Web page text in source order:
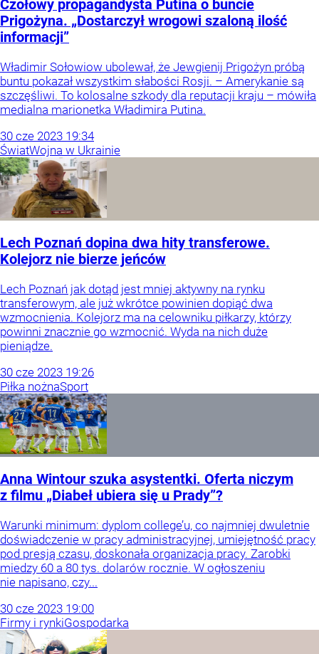
Czołowy propagandysta Putina o buncie
Prigożyna. „Dostarczył wrogowi szaloną ilość
informacji”
Władimir Sołowiow ubolewał, że Jewgienij Prigożyn próbą
buntu pokazał wszystkim słabości Rosji. – Amerykanie są
szczęśliwi. To kolosalne szkody dla reputacji kraju – mówiła
medialna marionetka Władimira Putina.
30 cze 2023 19:34
ŚwiatWojna w Ukrainie
Lech Poznań dopina dwa hity transferowe.
Kolejorz nie bierze jeńców
Lech Poznań jak dotąd jest mniej aktywny na rynku
transferowym, ale już wkrótce powinien dopiąć dwa
wzmocnienia. Kolejorz ma na celowniku piłkarzy, którzy
powinni znacznie go wzmocnić. Wyda na nich duże
pieniądze.
30 cze 2023 19:26
Piłka nożnaSport
Anna Wintour szuka asystentki. Oferta niczym
z filmu „Diabeł ubiera się u Prady”?
Warunki minimum: dyplom college’u, co najmniej dwuletnie
doświadczenie w pracy administracyjnej, umiejętność pracy
pod presją czasu, doskonała organizacja pracy. Zarobki
miedzy 60 a 80 tys. dolarów rocznie. W ogłoszeniu
nie napisano, czy...
30 cze 2023 19:00
Firmy i rynkiGospodarka